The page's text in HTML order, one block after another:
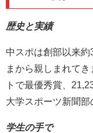
歴史と実績
中スポは創部以来
まから親しまれて
トで最優秀賞、
大学スポーツ新聞部
学生の手で